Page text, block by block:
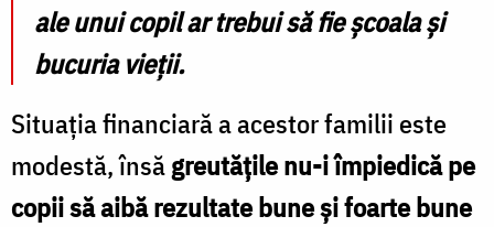
ale unui copil ar trebui să fie școala și
bucuria vieții.
Situația financiară a acestor familii este
modestă, însăgreutățile nu-i împiedică pe
copii să aibă rezultate bune și foarte bune